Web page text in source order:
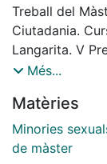
basada en las
desarrolla a
se genera una
prácticas y
Así, se
la represión
cuerpo que
Treball del
Ciutadania.
Langarita. V
Final de
Més...
Matèries
Minories
de màster